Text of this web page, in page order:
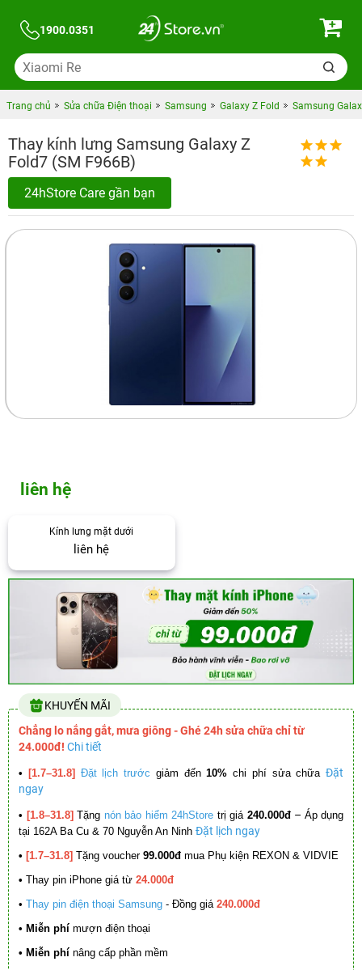
1900.0351
Trang chủ Sửa chữa Điện thoại Samsung Galaxy Z Fold Samsung
Thay kính lưng Samsung Galaxy Z
Fold7 (SM F966B)
24hStore Care gần bạn
liên hệ
Kính lưng mặt dưới
liên hệ
KHUYẾN MÃI
Chẳng lo nắng gắt, mưa giông - Ghé 24h sửa chữa chỉ từ
24.000đ! Chi tiết
• [1.7–31.8] Đặt lịch trước giảm đến10% chi phí sửa chữa Đặt
ngay
• [1.8–31.8] Tặng nón bảo hiểm 24hStore trị giá 240.000đ – Áp dụng
tại 162A Ba Cu & 70 Nguyễn An Ninh Đặt lịch ngay
• [1.7–31.8] Tặng voucher 99.000đ mua Phụ kiện REXON & VIDVIE
• Thay pin iPhone giá từ 24.000đ
• Thay pin điện thoại Samsung - Đồng giá 240.000đ
• Miễn phí mượn điện thoại
• Miễn phí nâng cấp phần mềm